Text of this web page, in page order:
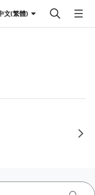
文(繁體)